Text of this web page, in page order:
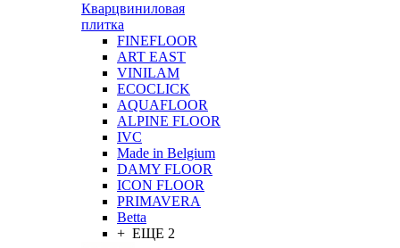
Кварцвиниловая
плитка
FINEFLOOR
ART EAST
VINILAM
ECOCLICK
AQUAFLOOR
ALPINE FLOOR
IVC
Made in Belgium
DAMY FLOOR
ICON FLOOR
PRIMAVERA
Betta
+ ЕЩЕ 2